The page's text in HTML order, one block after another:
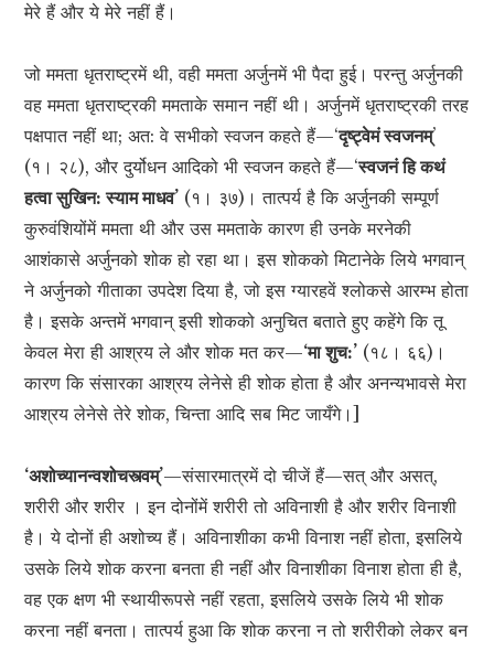
मेरे हैं और ये मेरे नहीं हैं।
जो ममता धृतराष्ट्रमें थी, वही ममता अर्जुनमें भी पैदा हुई। परन्तु अर्जुनकी
वह ममता धृतराष्ट्रकी ममताके समान नहीं थी। अर्जुनमें धृतराष्ट्रकी तरह
पक्षपात नहीं था; अत: वे सभीको स्वजन कहते हैं—‘दृष्ट्वेमं स्वजनम्’
(१। २८), और दुर्योधन आदिको भी स्वजन कहते हैं—‘स्वजनं हि कथं
हत्वा सुखिन: स्याम माधव’ (१। ३७)। तात्पर्य है कि अर्जुनकी सम्पूर्ण
कुरुवंशियोंमें ममता थी और उस ममताके कारण ही उनके मरनेकी
आशंकासे अर्जुनको शोक हो रहा था। इस शोकको मिटानेके लिये भगवान्
ने अर्जुनको गीताका उपदेश दिया है, जो इस ग्यारहवें श्लोकसे आरम्भ होता
है। इसके अन्तमें भगवान् इसी शोकको अनुचित बताते हुए कहेंगे कि तू
केवल मेरा ही आश्रय ले और शोक मत कर—‘मा शुच:’ (१८। ६६)।
कारण कि संसारका आश्रय लेनेसे ही शोक होता है और अनन्यभावसे मेरा
आश्रय लेनेसे तेरे शोक, चिन्ता आदि सब मिट जायँगे।]
‘अशोच्यानन्वशोचस्त्वम्’—संसारमात्रमें दो चीजें हैं—सत् और असत्,
शरीरी और शरीर । इन दोनोंमें शरीरी तो अविनाशी है और शरीर विनाशी
है। ये दोनों ही अशोच्य हैं। अविनाशीका कभी विनाश नहीं होता, इसलिये
उसके लिये शोक करना बनता ही नहीं और विनाशीका विनाश होता ही है,
वह एक क्षण भी स्थायीरूपसे नहीं रहता, इसलिये उसके लिये भी शोक
करना नहीं बनता। तात्पर्य हुआ कि शोक करना न तो शरीरीको लेकर बन